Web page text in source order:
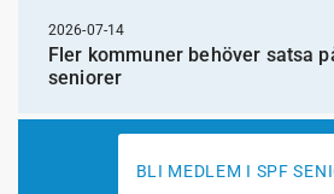
2026-07-14
Fler kommuner behöver satsa
seniorer
BLI MEDLEM I SPF